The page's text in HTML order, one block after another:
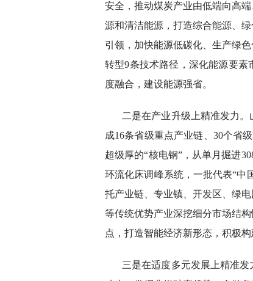
安全，推动煤炭产业由低端向高
源和清洁能源，打造综合能源、
引领，加快能源低碳化、生产绿
转型9条技术路径，深化能源要
度融合，建设能源强省。
二是在产业升级上精准发力
成16条省级重点产业链、30个省
超级厚的“核电钢”，从单月掘进
环流化床调峰系统，一批代表“中
托产业链、专业镇、开发区、绿
等传统优势产业深挖细分市场结
点，打造智能经济新形态，积极
三是在适度多元发展上精准